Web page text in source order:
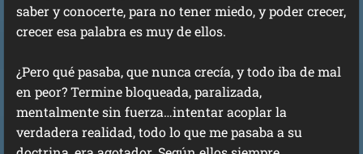
saber y conocerte, para no tener miedo, y poder crecer,
crecer esa palabra es muy de ellos.
¿Pero qué pasaba, que nunca crecía, y todo iba de mal
en peor? Termine bloqueada, paralizada,
mentalmente sin fuerza…intentar acoplar la
verdadera realidad, todo lo que me pasaba a su